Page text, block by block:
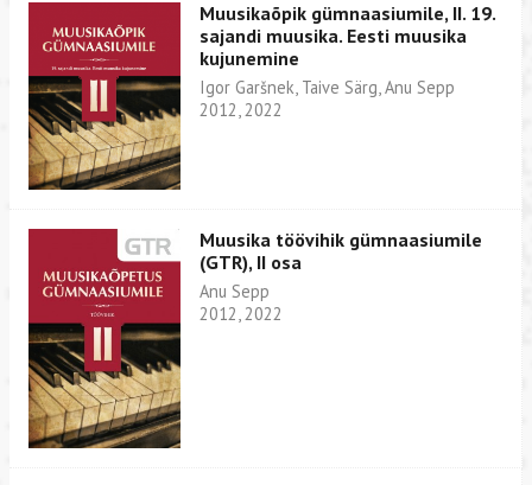
Muusikaõpik gümnaasiumile, II. 19.
sajandi muusika. Eesti muusika
kujunemine
Igor Garšnek, Taive Särg, Anu Sepp
2012, 2022
Muusika töövihik gümnaasiumile
(GTR), II osa
Anu Sepp
2012, 2022